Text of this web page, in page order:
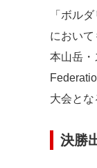
「ボル
におい
本山岳・
大会とな
決勝